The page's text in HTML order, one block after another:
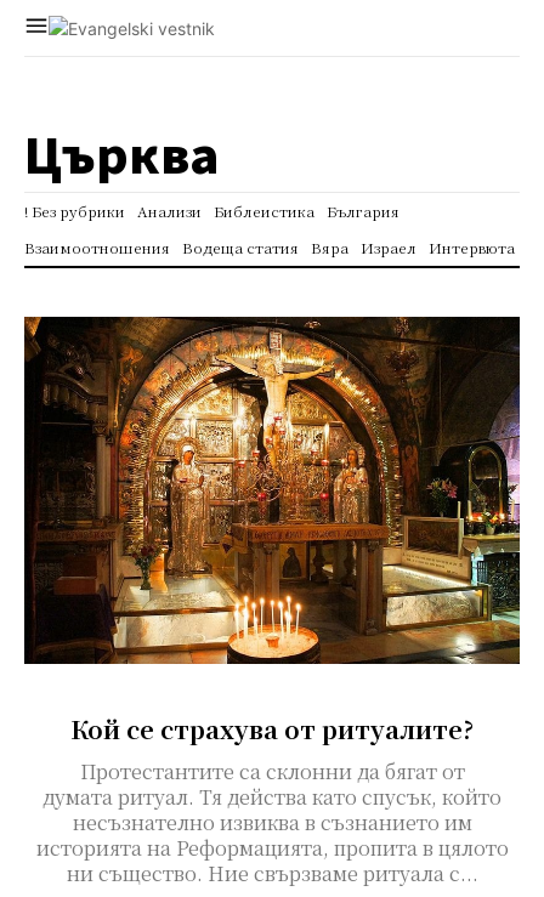
Църква
! Без рубрики Анализи Библеистика
България
Взаимоотношения
Водеща статия Вяра Израел Интервюта
Кой се страхува от ритуалите?
Протестантите са склонни да бягат от
думата ритуал. Тя действа като спусък, който
несъзнателно извиква в съзнанието им
историята на Реформацията, пропита в цялото
ни същество. Ние свързваме ритуала с...